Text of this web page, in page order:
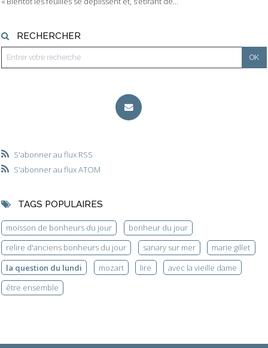
RECHERCHER
S'abonner au flux RSS
S'abonner au flux ATOM
TAGS POPULAIRES
moisson de bonheurs du jour
bonheur du jour
relire d'anciens bonheurs du jour
sanary sur mer
marie gillet
la question du lundi
mozart lire
avec la vieille dame
être ensemble